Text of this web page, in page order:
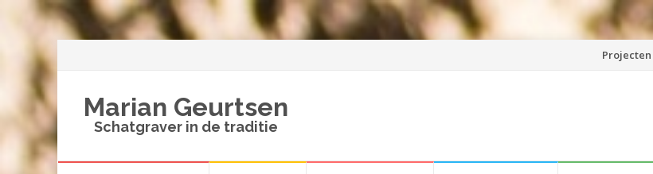
Spring
Projecten
Marian Geurtsen
Schatgraver in de traditie